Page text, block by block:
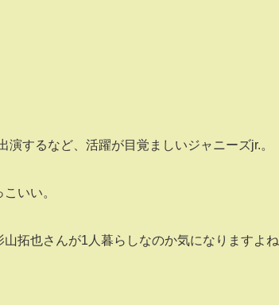
するなど、活躍が目覚ましいジャニーズjr.。
いい。
拓也さんが1人暮らしなのか気になりますよね